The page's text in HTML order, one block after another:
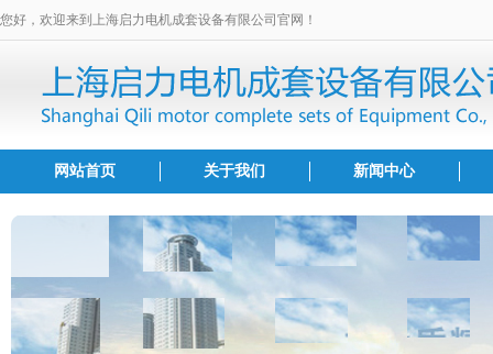
您好，欢迎来到上海启力电机成套设备有限公司官网！
网站首页 关于我们 新闻中心